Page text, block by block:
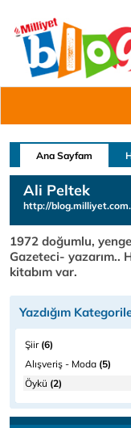
Ana Sayfam
Ali Peltek
http://
1972 doğumlu,
Gazeteci- yazarım..
kitabım var.
Yazdığım
Şiir(6)
Alışveriş - Moda (5)
Öykü (2)